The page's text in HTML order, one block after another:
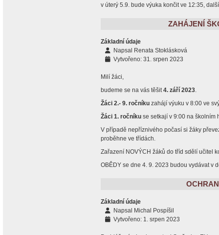
v úterý 5.9. bude výuka končit ve 12:35,
ZAHÁJENÍ
Základní údaje
Napsal Renata Stoklásková
Vytvořeno: 31. srpen 2023
Milí žáci,
budeme se na vás těšit4. září 2023.
Žáci 2.- 9. ročníkuzahájí výuku v 8:00 ve
Žáci 1. ročníkuse setkají v 9:00 na školním
V případě nepříznivého počasí si žáky
proběhne ve třídách.
Zařazení NOVÝCH žáků do tříd sdělí učitel
OBĚDY se dne 4. 9. 2023 budou vydávat v
Základní údaje
Napsal Michal Pospíšil
Vytvořeno: 1. srpen 2023